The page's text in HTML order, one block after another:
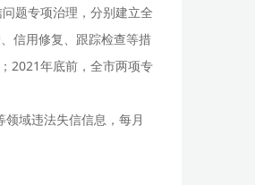
题专项治理，分别建立全
信用修复、跟踪检查等措
2021年底前，全市两项专
域违法失信信息，每月